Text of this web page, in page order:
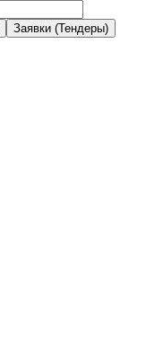
Заявки (Тендеры)